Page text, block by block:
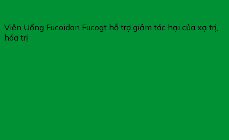
Viên Uống Fucoidan Fucogt hỗ trợ giảm tác hại của xạ trị,
hóa trị